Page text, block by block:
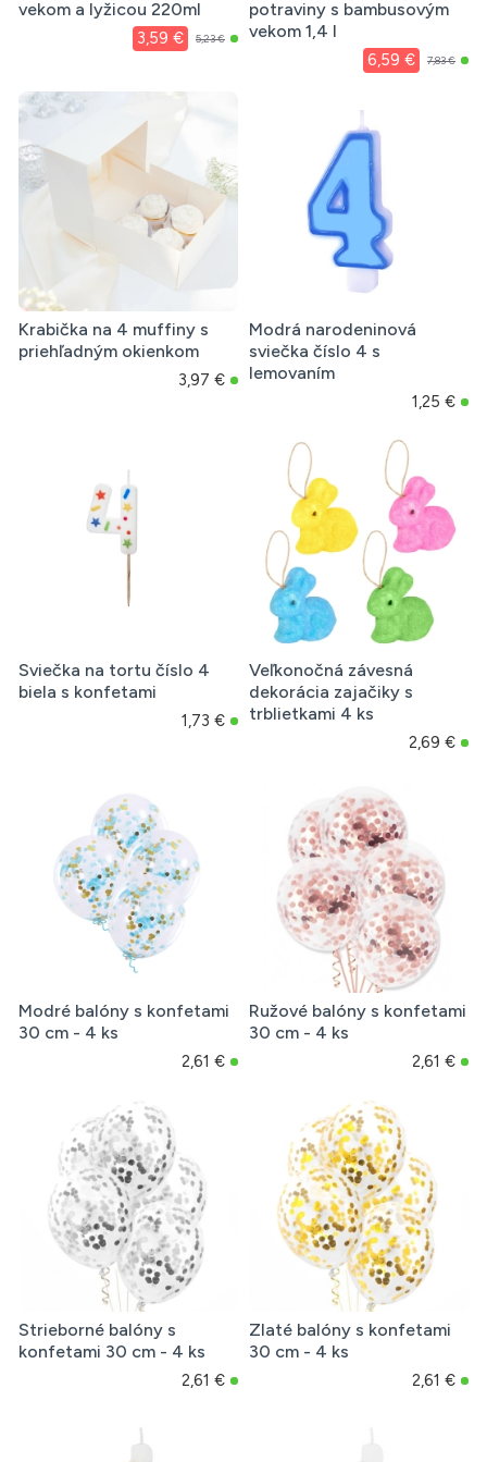
vekom a lyžicou 220ml
3,59 € 5,23 €
potraviny s bambusovým
vekom 1,4 l
6,59 € 7,83 €
Krabička na 4 muffiny s
priehľadným okienkom
3,97 €
Modrá narodeninová
sviečka číslo 4 s
lemovaním
1,25 €
Sviečka na tortu číslo 4
biela s konfetami
1,73 €
Veľkonočná závesná
dekorácia zajačiky s
trblietkami 4 ks
2,69 €
Modré balóny s konfetami
30 cm - 4 ks
2,61 €
Ružové balóny s konfetami
30 cm - 4 ks
2,61 €
Strieborné balóny s
konfetami 30 cm - 4 ks
2,61 €
Zlaté balóny s konfetami
30 cm - 4 ks
2,61 €